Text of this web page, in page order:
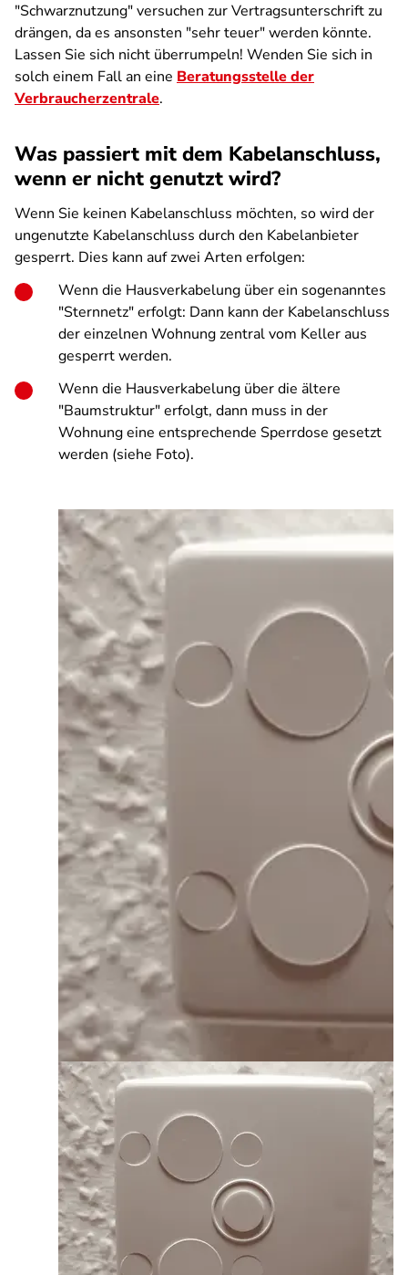
"Schwarznutzung" versuchen zur Vertragsunterschrift zu
drängen, da es ansonsten "sehr teuer" werden könnte.
Lassen Sie sich nicht überrumpeln! Wenden Sie sich in
solch einem Fall an eine Beratungsstelle der
Verbraucherzentrale.
Was passiert mit dem Kabelanschluss,
wenn er nicht genutzt wird?
Wenn Sie keinen Kabelanschluss möchten, so wird der
ungenutzte Kabelanschluss durch den Kabelanbieter
gesperrt. Dies kann auf zwei Arten erfolgen:
Wenn die Hausverkabelung über ein sogenanntes
"Sternnetz" erfolgt: Dann kann der Kabelanschluss
der einzelnen Wohnung zentral vom Keller aus
gesperrt werden.
Wenn die Hausverkabelung über die ältere
"Baumstruktur" erfolgt, dann muss in der
Wohnung eine entsprechende Sperrdose gesetzt
werden (siehe Foto).